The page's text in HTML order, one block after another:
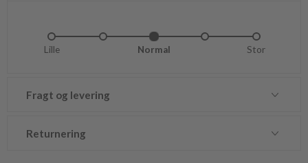
Lille Normal Stor
Fragt og levering
Returnering